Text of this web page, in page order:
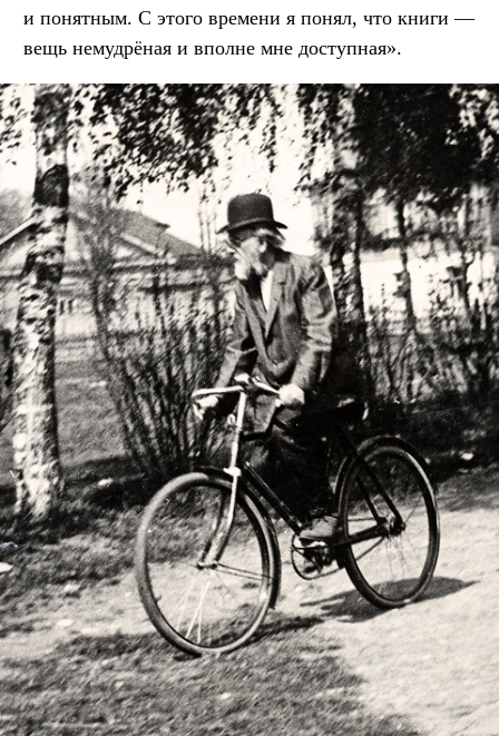
и понятным. С этого времени я понял, что книги —
вещь немудрёная и вполне мне доступная».